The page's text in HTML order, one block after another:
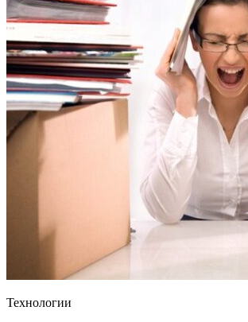
Технологии